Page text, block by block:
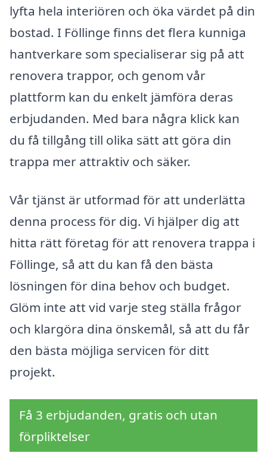
lyfta hela interiören och öka värdet på din
bostad. I Föllinge finns det flera kunniga
hantverkare som specialiserar sig på att
renovera trappor, och genom vår
plattform kan du enkelt jämföra deras
erbjudanden. Med bara några klick kan
du få tillgång till olika sätt att göra din
trappa mer attraktiv och säker.
Vår tjänst är utformad för att underlätta
denna process för dig. Vi hjälper dig att
hitta rätt företag för att renovera trappa i
Föllinge, så att du kan få den bästa
lösningen för dina behov och budget.
Glöm inte att vid varje steg ställa frågor
och klargöra dina önskemål, så att du får
den bästa möjliga servicen för ditt
projekt.
Få 3 erbjudanden, gratis och utan
förpliktelser